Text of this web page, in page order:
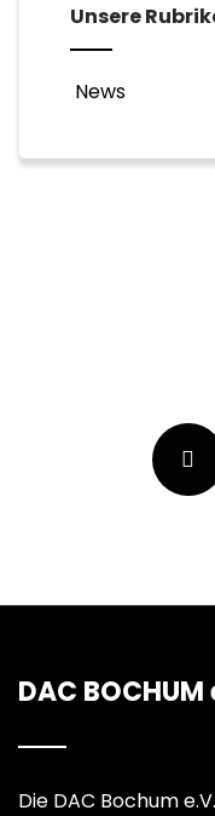
Unsere
News
DAC BOCHUM
Die DAC Bochum